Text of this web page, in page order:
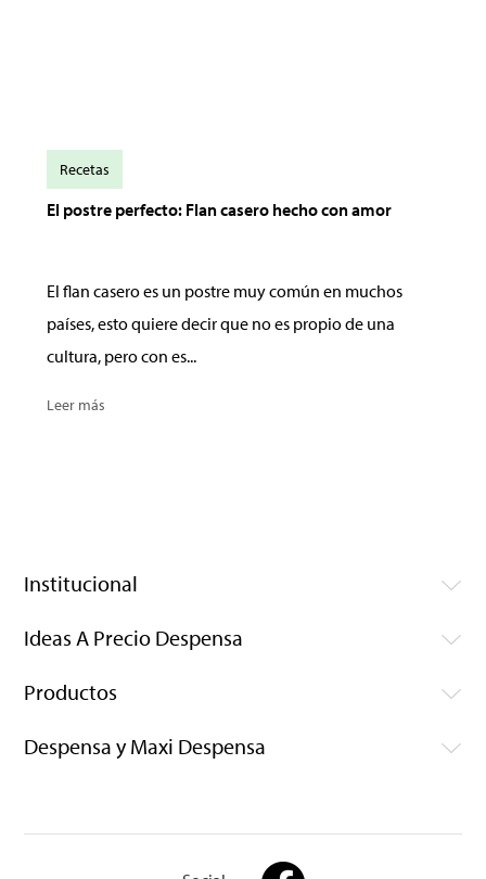
El postre perfecto: Flan casero hecho con amor
El flan casero es un postre muy común en muchos
países, esto quiere decir que no es propio de una
cultura, pero con es...
Leer más
Recetas
Institucional
Ideas A Precio Despensa
Productos
Despensa y Maxi Despensa